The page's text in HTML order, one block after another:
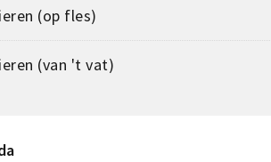
(op fles)
(van 't vat)